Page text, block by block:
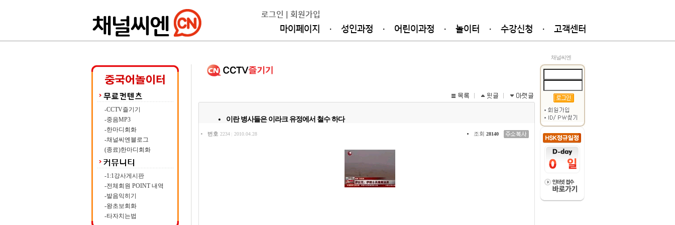
로그인 회원가입
마이페이지 · 성인과정 · 어린이과정 · 놀이터 · 수강신청 · 고객센터
-CCTV즐기기
-중음MP3
-한마디회화
-채널씨엔블로그
(종료)한마디회화
-1:1강사게시판
-전체회원 POINT 내역
-발음익히기
-왕초보회화
-타자치는법
이란 병사들은 이라크 유정에서 철수 하다
채널씨엔
번호 2234 2010.04.28 조회 28140